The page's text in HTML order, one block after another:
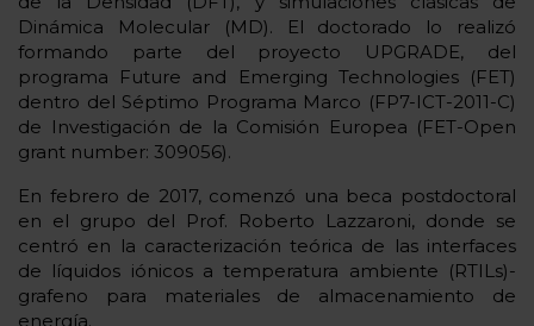
Dinámica Molecular (MD). El doctorado lo realizó
formando parte del proyecto UPGRADE, del
programa Future and Emerging Technologies (FET)
dentro del Séptimo Programa Marco (FP7-ICT-2011-C)
de Investigación de la Comisión Europea (FET-Open
grant number: 309056).
En febrero de 2017, comenzó una beca postdoctoral
en el grupo del Prof. Roberto Lazzaroni, donde se
centró en la caracterización teórica de las interfaces
de líquidos iónicos a temperatura ambiente (RTILs)-
grafeno para materiales de almacenamiento de
energía.